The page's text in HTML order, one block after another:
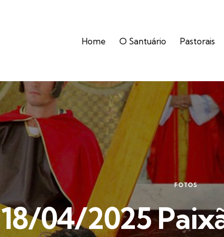
Home O Santuário Pastorais
FOTOS
18/04/2025